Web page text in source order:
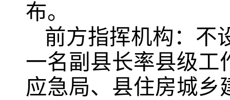
布。
前方指挥机构：不
一名副县长率县级工
应急局、县住房城乡